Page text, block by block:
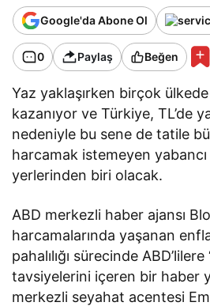
Google'da Abone Ol
0 Paylaş Beğen
Yaz yaklaşırken birçok ülkede
kazanıyor ve Türkiye, TL’de
nedeniyle bu sene de tatile
harcamak istemeyen
yerlerinden biri olacak.
ABD merkezli haber ajansı
harcamalarında yaşanan
pahalılığı sürecinde
tavsiyelerini içeren bir haber
merkezli seyahat acentesi